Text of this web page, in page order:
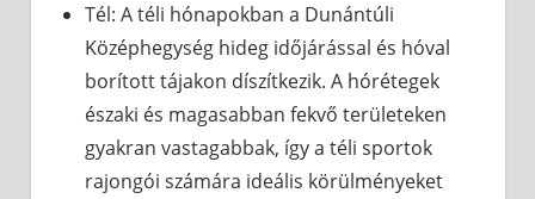
Tél: A téli hónapokban a Dunántúli
Középhegység hideg időjárással és hóval
borított tájakon díszítkezik. A hórétegek
északi és magasabban fekvő területeken
gyakran vastagabbak, így a téli sportok
rajongói számára ideális körülményeket